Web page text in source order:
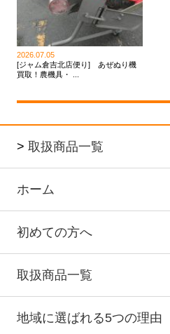
2026.07.05
[ジャム倉吉北店便り] あぜぬり機
買取！農機具・ ...
> 取扱商品一覧
ホーム
初めての方へ
取扱商品一覧
地域に選ばれる5つの理由